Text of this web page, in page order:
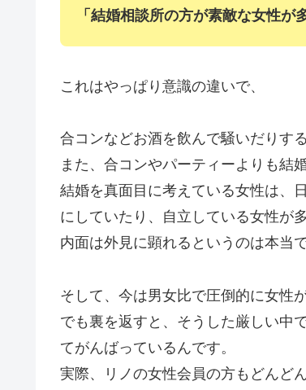
「結婚相談所の方が素敵な女性が
これはやっぱり意識の違いで、
合コンなどお酒を飲んで騒いだりす
また、合コンやパーティーよりも結
結婚を真面目に考えている女性は、
にしていたり、自立している女性が
内面は外見に顕れるというのは本当
そして、今は男女比で圧倒的に女性
でも裏を返すと、そうした厳しい中
てがんばっているんです。
実際、リノの女性会員の方もどんど